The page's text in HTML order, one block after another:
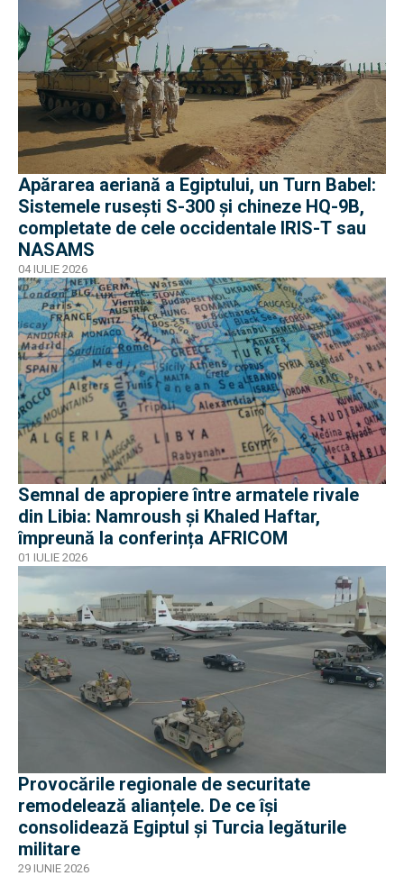
Apărarea aeriană a Egiptului, un Turn Babel:
Sistemele rusești S-300 și chineze HQ-9B,
completate de cele occidentale IRIS-T sau
NASAMS
04 IULIE 2026
Semnal de apropiere între armatele rivale
din Libia: Namroush și Khaled Haftar,
împreună la conferința AFRICOM
01 IULIE 2026
Provocările regionale de securitate
remodelează alianțele. De ce își
consolidează Egiptul și Turcia legăturile
militare
29 IUNIE 2026